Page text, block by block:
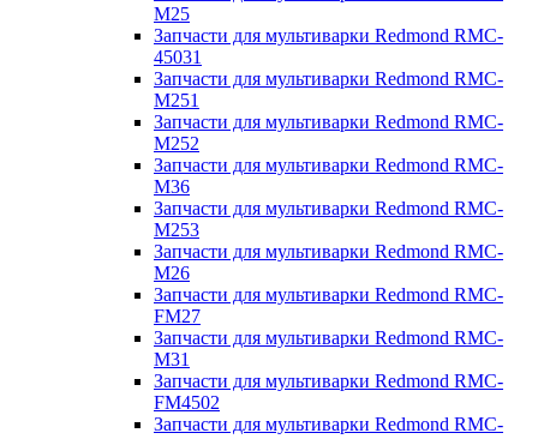
M25
Запчасти для мультиварки Redmond RMC-
45031
Запчасти для мультиварки Redmond RMC-
M251
Запчасти для мультиварки Redmond RMC-
M252
Запчасти для мультиварки Redmond RMC-
M36
Запчасти для мультиварки Redmond RMC-
M253
Запчасти для мультиварки Redmond RMC-
M26
Запчасти для мультиварки Redmond RMC-
FM27
Запчасти для мультиварки Redmond RMC-
M31
Запчасти для мультиварки Redmond RMC-
FM4502
Запчасти для мультиварки Redmond RMC-